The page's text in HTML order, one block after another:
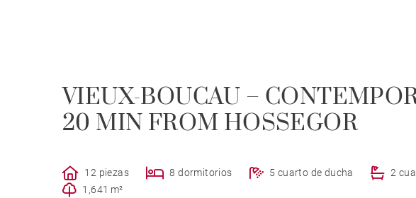
VIEUX-BOUCAU –
20 MIN FROM HOSSEGOR
12 piezas 8 dormitorios 5 cuarto de ducha
2
1,641 m²